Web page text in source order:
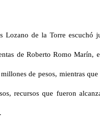
Lozano de la Torre escuchó
de Roberto Romo Marín,
de pesos, mientras
recursos que fueron